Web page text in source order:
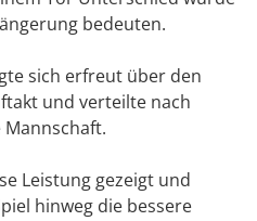
bedeuten.
sich erfreut über den
und verteilte nach
Mannschaft.
Leistung gezeigt und
hinweg die bessere